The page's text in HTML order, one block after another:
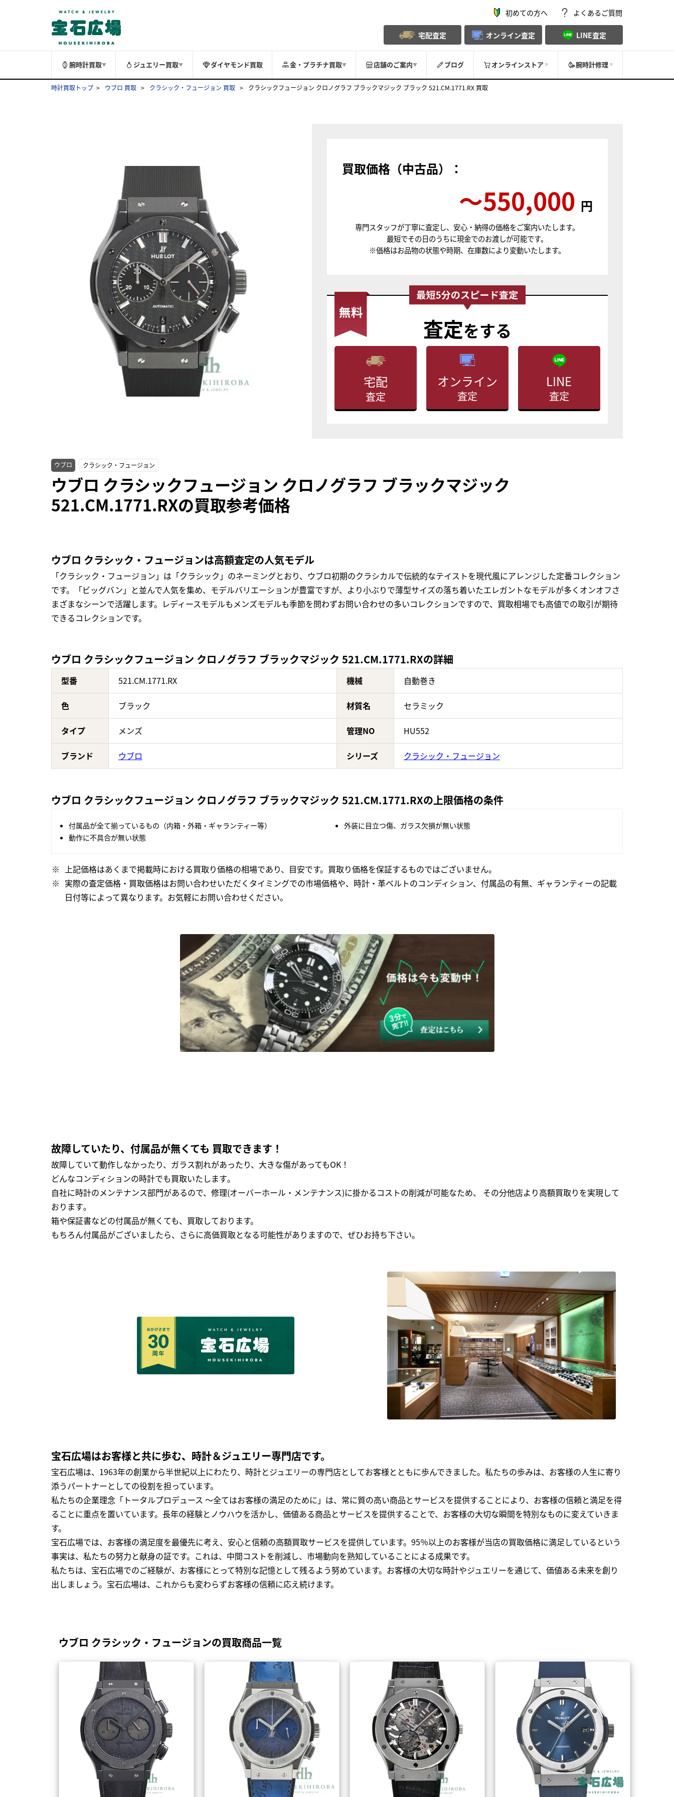
初めての方へ よくあるご質問
宅配査定 オンライン査定 LINE査定
腕時計買取▼ ジュエリー買取▼ ダイヤモンド買取 金・プラチナ買取▼ 店舗のご案内▼ ブログ オンラインストア 腕時計修理
時計買取トップ ウブロ 買取 クラシック・フュージョン 買取 クラシックフュージョン クロノグラフ ブラックマジック ブラック 521.CM.1771.RX 買取
買取価格（中古品）：
〜550,000 円
専門スタッフが丁寧に査定し、安心・納得の価格をご案内いたします。
最短でその日のうちに現金でのお渡しが可能です。
※価格はお品物の状態や時期、在庫数により変動いたします。
査定をする
宅配
査定
オンライン
査定
LINE
査定
ウブロ クラシック・フュージョン
ウブロ クラシックフュージョン クロノグラフ ブラックマジック
521.CM.1771.RXの買取参考価格
ウブロ クラシック・フュージョンは高額査定の人気モデル
「クラシック・フュージョン」は「クラシック」のネーミングとおり、ウブロ初期のクラシカルで伝統的なテイストを現代風にアレンジした定番コレクション
です。「ビッグバン」と並んで人気を集め、モデルバリエーションが豊富ですが、より小ぶりで薄型サイズの落ち着いたエレガントなモデルが多くオンオフさ
まざまなシーンで活躍します。レディースモデルもメンズモデルも季節を問わずお問い合わせの多いコレクションですので、買取相場でも高値での取引が期待
できるコレクションです。
ウブロ クラシックフュージョン クロノグラフ ブラックマジック 521.CM.1771.RXの詳細
型番 521.CM.1771.RX 機械 自動巻き
色 ブラック 材質名 セラミック
タイプ メンズ 管理NO HU552
ブランド ウブロ シリーズ クラシック・フュージョン
ウブロ クラシックフュージョン クロノグラフ ブラックマジック 521.CM.1771.RXの上限価格の条件
付属品が全て揃っているもの（内箱・外箱・ギャランティー等）
外装に目立つ傷、ガラス欠損が無い状態
動作に不具合が無い状態
上記価格はあくまで掲載時における買取り価格の相場であり、目安です。買取り価格を保証するものではございません。
実際の査定価格・買取価格はお問い合わせいただくタイミングでの市場価格や、時計・革ベルトのコンディション、付属品の有無、ギャランティーの記載
日付等によって異なります。お気軽にお問い合わせください。
故障していたり、付属品が無くても 買取できます！
故障していて動作しなかったり、ガラス割れがあったり、大きな傷があってもOK！
どんなコンディションの時計でも買取いたします｡
自社に時計のメンテナンス部門があるので、修理(オーバーホール・メンテナンス)に掛かるコストの削減が可能なため、 その分他店より高額買取りを実現して
おります｡
箱や保証書などの付属品が無くても、買取しております。
もちろん付属品がございましたら、さらに高価買取となる可能性がありますので、ぜひお持ち下さい｡
宝石広場はお客様と共に歩む、時計＆ジュエリー専門店です。
宝石広場は、1963年の創業から半世紀以上にわたり、時計とジュエリーの専門店としてお客様とともに歩んできました。私たちの歩みは、お客様の人生に寄り
添うパートナーとしての役割を担っています。
私たちの企業理念「トータルプロデュース ～全てはお客様の満足のために」は、常に質の高い商品とサービスを提供することにより、お客様の信頼と満足を得
ることに重点を置いています。長年の経験とノウハウを活かし、価値ある商品とサービスを提供することで、お客様の大切な瞬間を特別なものに変えていきま
す。
宝石広場では、お客様の満足度を最優先に考え、安心と信頼の高額買取サービスを提供しています。95％以上のお客様が当店の買取価格に満足しているという
事実は、私たちの努力と献身の証です。これは、中間コストを削減し、市場動向を熟知していることによる成果です。
私たちは、宝石広場でのご経験が、お客様にとって特別な記憶として残るよう努めています。お客様の大切な時計やジュエリーを通じて、価値ある未来を創り
出しましょう。宝石広場は、これからも変わらずお客様の信頼に応え続けます。
ウブロ クラシック・フュージョンの買取商品一覧